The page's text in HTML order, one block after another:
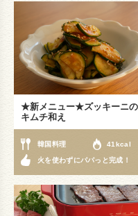
★新メニュー★ズッキーニの
キムチ和え
韓国料理 41kcal
火を使わずにパパっと完成！